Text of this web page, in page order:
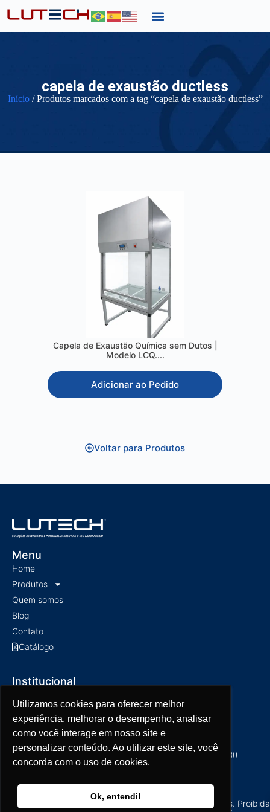
Utilizamos cookies para oferecer melhor
experiência, melhorar o desempenho, analisar
como você interage em nosso site e
personalizar conteúdo. Ao utilizar este site, você
concorda com o uso de cookies.
Ok, entendi!
Utilizamos cookies para oferecer melhor
experiência, melhorar o desempenho, analisar
como você interage em nosso site e
personalizar conteúdo. Ao utilizar este site, você
concorda com o uso de cookies.
Ok, entendi!
capela de exaustão ductless
Início/ Produtos marcados com a tag “capela de exaustão ductless”
Capela de Exaustão Química sem Dutos |
Modelo LCQ....
Adicionar ao Pedido
Voltar para Produtos
Menu
Home
Produtos
Quem somos
Blog
Contato
Catálogo
Institucional
Política de Entrega
Atendimento ao Cliente
Seg a Qui das 7h30 às 17h30 | Sexta das 7h30 às 16h30
(17) 3203-2390
Copyright © 2024 - Lutech - Todos os Direitos Reservados. Proibida